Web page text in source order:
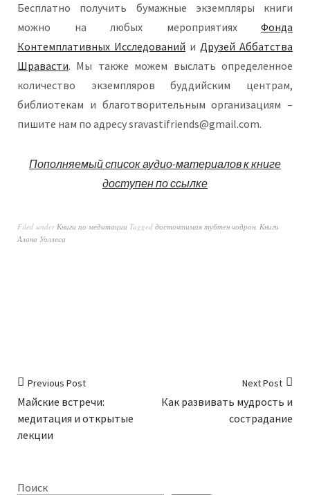
Бесплатно получить бумажные экземпляры книги
можно на любых мероприятиях Фонда
Контемплативных Исследований и Друзей Аббатства
Шравасти. Мы также можем выслать определенное
количество экземпляров буддийским центрам,
библиотекам и благотворительным организациям –
пишите нам по адресу sravastifriends@gmail.com.
Пополняемый список аудио-материалов к книге
доступен по ссылке
Filed underКниги по медитации Tagged досточтимая тубтен чодрон, Книги
Алана Уоллеса
Previous Post
Майские встречи:
медитация и открытые
лекции
Next Post
Как развивать мудрость и
сострадание
Поиск